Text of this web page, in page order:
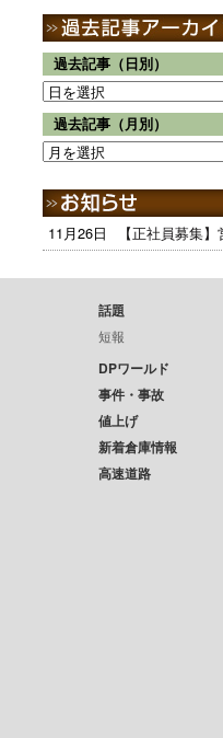
過去記事（日別）
過去記事（月別）
11月26日 【正社員募集
話題
短報
DPワールド
事件・事故
値上げ
新着倉庫情報
高速道路